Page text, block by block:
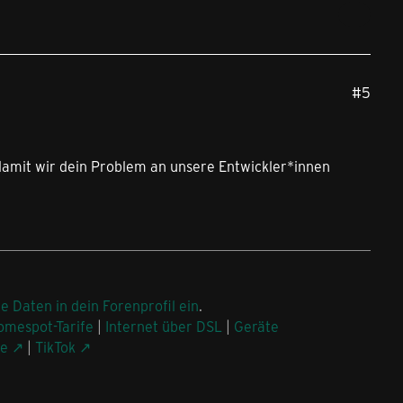
#5
wir dein Problem an unsere Entwickler*innen
Daten in dein Forenprofil ein.
Tarife | Internet über DSL | Geräte
| TikTok